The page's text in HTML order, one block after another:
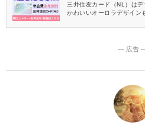
三井住友カード（NL）は
かわいいオーロラデザイン
― 広告